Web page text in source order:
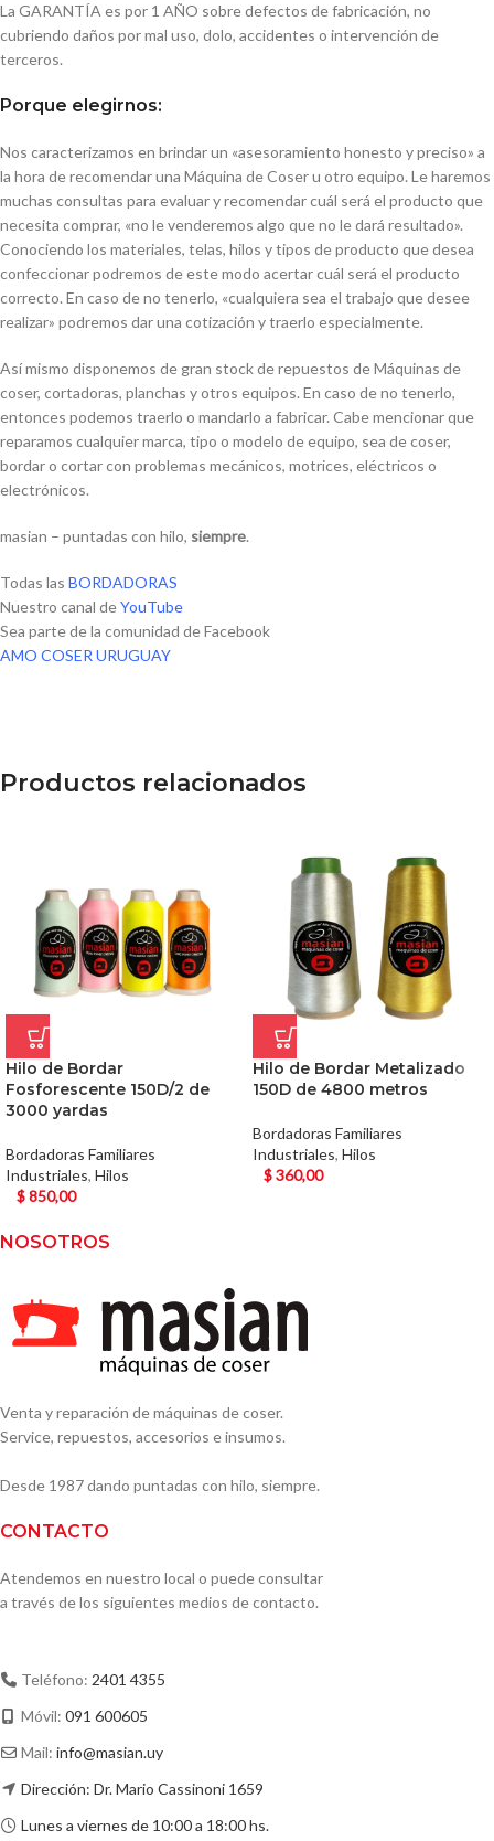
La GARANTÍA es por 1 AÑO sobre defectos de fabricación, no
cubriendo daños por mal uso, dolo, accidentes o intervención de
terceros.
Porque elegirnos:
Nos caracterizamos en brindar un «asesoramiento honesto y preciso» a
la hora de recomendar una Máquina de Coser u otro equipo. Le haremos
muchas consultas para evaluar y recomendar cuál será el producto que
necesita comprar, «no le venderemos algo que no le dará resultado».
Conociendo los materiales, telas, hilos y tipos de producto que desea
confeccionar podremos de este modo acertar cuál será el producto
correcto. En caso de no tenerlo, «cualquiera sea el trabajo que desee
realizar» podremos dar una cotización y traerlo especialmente.
Así mismo disponemos de gran stock de repuestos de Máquinas de
coser, cortadoras, planchas y otros equipos. En caso de no tenerlo,
entonces podemos traerlo o mandarlo a fabricar. Cabe mencionar que
reparamos cualquier marca, tipo o modelo de equipo, sea de coser,
bordar o cortar con problemas mecánicos, motrices, eléctricos o
electrónicos.
masian – puntadas con hilo, siempre.
Todas las BORDADORAS
Nuestro canal deYouTube
Sea parte de la comunidad de Facebook
AMO COSER URUGUAY
Productos relacionados
Hilo de Bordar
Fosforescente 150D/2 de
3000 yardas
Bordadoras Familiares
Industriales, Hilos
$850,00
Hilo de Bordar Metalizado
150D de 4800 metros
Bordadoras Familiares
Industriales, Hilos
$360,00
NOSOTROS
Venta y reparación de máquinas de coser.
Service, repuestos, accesorios e insumos.
Desde 1987 dando puntadas con hilo, siempre.
CONTACTO
Atendemos en nuestro local o puede consultar
a través de los siguientes medios de contacto.
Teléfono: 2401 4355
Móvil: 091 600605
Mail: info@masian.uy
Dirección: Dr. Mario Cassinoni 1659
Lunes a viernes de 10:00 a 18:00 hs.